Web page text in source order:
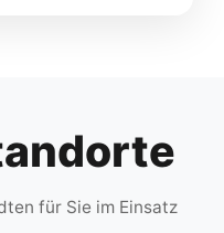
für Sie im Einsatz